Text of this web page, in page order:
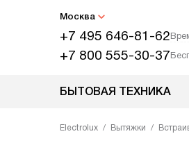
Москва
+7 495 646-81-62
+7 800 555-30-37
БЫТОВАЯ ТЕХНИКА
Electrolux Вытяжки